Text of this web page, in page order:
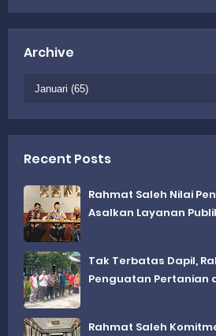
Archive
Recent Posts
Rahmat Saleh Nilai
Asalkan Layanan
Tak Terbatas Dapil,
Penguatan Pertanian
Rahmat Saleh